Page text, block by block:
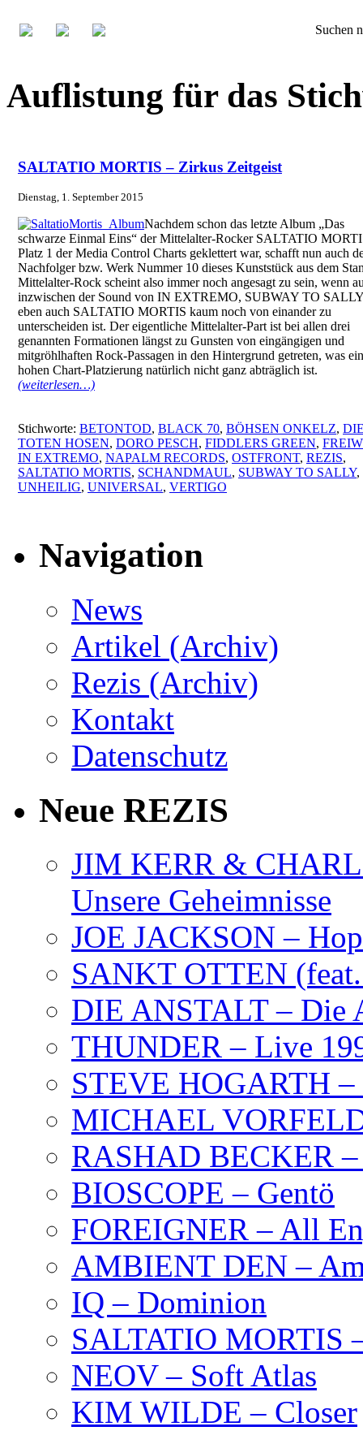
Suchen
Auflistung für das
SALTATIO MORTIS – Zirkus Zeitgeist
Dienstag, 1. September 2015
Nachdem schon das letzte Album „Das
schwarze Einmal Eins“ der Mittelalter-Rocker SALTATIO
Platz 1 der Media Control Charts geklettert war, schafft nun auch
Nachfolger bzw. Werk Nummer 10 dieses Kunststück aus dem
Mittelalter-Rock scheint also immer noch angesagt zu sein, wenn
inzwischen der Sound von IN EXTREMO, SUBWAY TO
eben auch SALTATIO MORTIS kaum noch von einander zu
unterscheiden ist. Der eigentliche Mittelalter-Part ist bei allen drei
genannten Formationen längst zu Gunsten von eingängigen und
mitgröhlhaften Rock-Passagen in den Hintergrund getreten, was
hohen Chart-Platzierung natürlich nicht ganz abträglich ist.
(weiterlesen…)
Stichworte: BETONTOD, BLACK 70, BÖHSEN ONKELZ,
TOTEN HOSEN, DORO PESCH, FIDDLERS GREEN,
IN EXTREMO, NAPALM RECORDS, OSTFRONT, REZIS,
SALTATIO MORTIS, SCHANDMAUL, SUBWAY TO SALLY,
UNHEILIG, UNIVERSAL, VERTIGO
Navigation
News
Artikel (Archiv)
Rezis (Archiv)
Kontakt
Datenschutz
Neue REZIS
JIM KERR &
Unsere Geheimnisse
JOE JACKSON –
SANKT OTTEN
DIE ANSTALT – Die
THUNDER – Live
STEVE HOGARTH –
MICHAEL
RASHAD BECKER
BIOSCOPE – Gentö
FOREIGNER – All
AMBIENT DEN –
IQ – Dominion
SALTATIO MORTIS
NEOV – Soft Atlas
KIM WILDE – Closer